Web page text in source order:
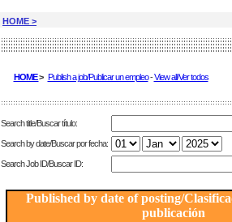
HOME >
HOME> Publish a job/Publicar un empleo-View all/Ver todos
Search title/Buscar título:
Search by date/Buscar por fecha:
Search Job ID/Buscar ID:
Published by date of posting/
publicación